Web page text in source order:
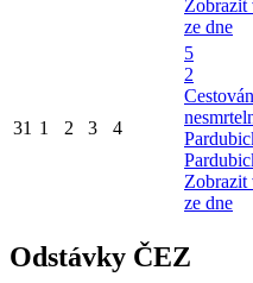
Zobrazit
ze dne
31 1 2 3 4
5
2
Zobrazit
ze dne
Odstávky ČEZ